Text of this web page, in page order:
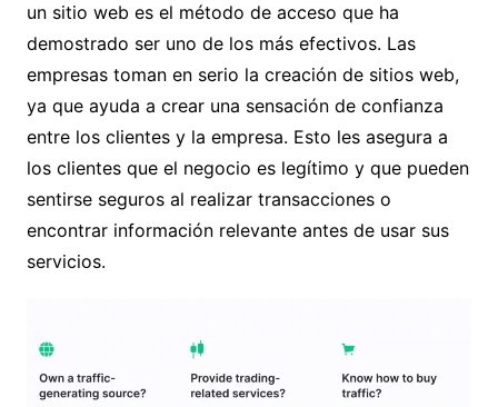
un sitio web es el método de acceso que ha
demostrado ser uno de los más efectivos. Las
empresas toman en serio la creación de sitios web,
ya que ayuda a crear una sensación de confianza
entre los clientes y la empresa. Esto les asegura a
los clientes que el negocio es legítimo y que pueden
sentirse seguros al realizar transacciones o
encontrar información relevante antes de usar sus
servicios.